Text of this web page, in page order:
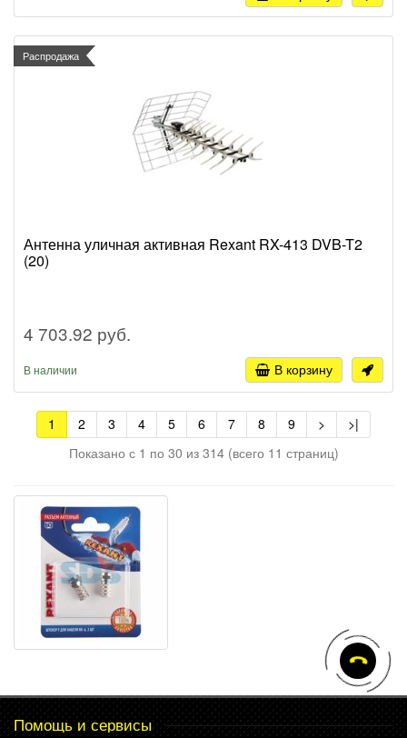
Распродажа
Антенна уличная активная Rexant RX-413 DVB-T2
(20)
4 703.92 руб.
В наличии В корзину
1 2 3 4 5 6 7 8 9 >
>|
Показано с 1 по 30 из 314 (всего 11 страниц)
Помощь и сервисы